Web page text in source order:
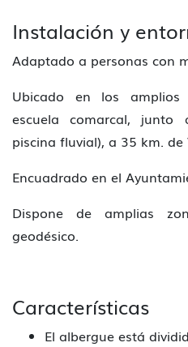
Instalación y
Adaptado a personas con
Ubicado en los
escuela comarcal, junto
piscina fluvial), a 35 km. de
Encuadrado en el
Dispone de amplias
geodésico.
Características
El albergue está